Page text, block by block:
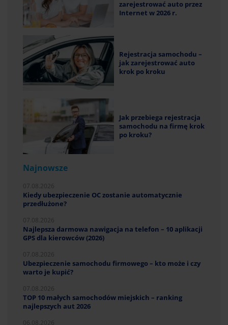
zarejestrować auto przez
Internet w 2026 r.
Rejestracja samochodu –
jak zarejestrować auto
krok po kroku
Jak przebiega rejestracja
samochodu na firmę krok
po kroku?
Najnowsze
Kiedy ubezpieczenie OC zostanie automatycznie
przedłużone?
Najlepsza darmowa nawigacja na telefon – 10 aplikacji
GPS dla kierowców (2026)
Ubezpieczenie samochodu firmowego – kto może i czy
warto je kupić?
TOP 10 małych samochodów miejskich – ranking
najlepszych aut 2026